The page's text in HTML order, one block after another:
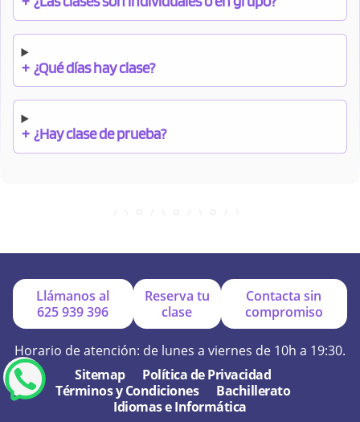
+ ¿Qué días hay clase?
+ ¿Hay clase de prueba?
+ ¿Por qué online?
+ ¿Se hacen exámenes de prueba?
Llámanos al
625 939 396
Reserva tu
clase
Contacta sin
compromiso
Horario de atención: de lunes a viernes de 10h a 19:30.
Sitemap
Política de Privacidad
Términos y Condiciones
Bachillerato
Idiomas e Informática